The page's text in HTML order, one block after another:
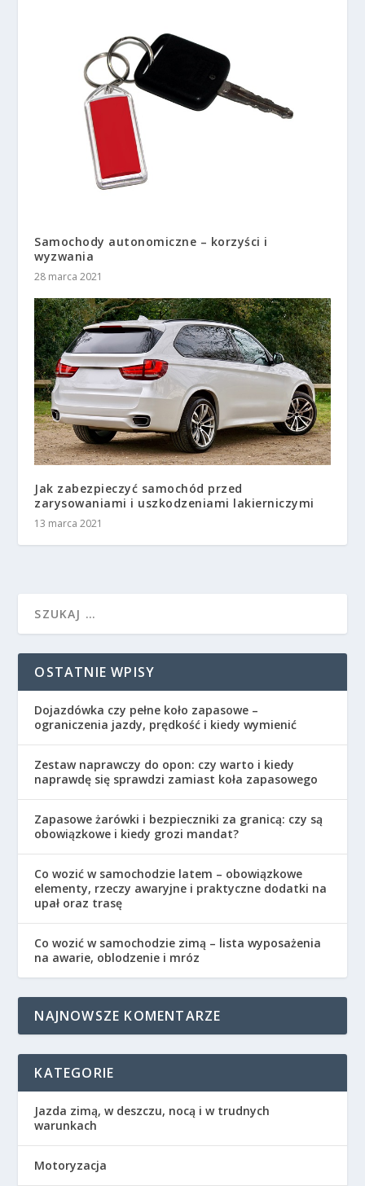
Samochody autonomiczne – korzyści i
wyzwania
28 marca 2021
Jak zabezpieczyć samochód przed
zarysowaniami i uszkodzeniami lakierniczymi
13 marca 2021
OSTATNIE WPISY
Dojazdówka czy pełne koło zapasowe –
ograniczenia jazdy, prędkość i kiedy wymienić
Zestaw naprawczy do opon: czy warto i kiedy
naprawdę się sprawdzi zamiast koła zapasowego
Zapasowe żarówki i bezpieczniki za granicą: czy są
obowiązkowe i kiedy grozi mandat?
Co wozić w samochodzie latem – obowiązkowe
elementy, rzeczy awaryjne i praktyczne dodatki na
upał oraz trasę
Co wozić w samochodzie zimą – lista wyposażenia
na awarie, oblodzenie i mróz
NAJNOWSZE KOMENTARZE
KATEGORIE
Jazda zimą, w deszczu, nocą i w trudnych
warunkach
Motoryzacja